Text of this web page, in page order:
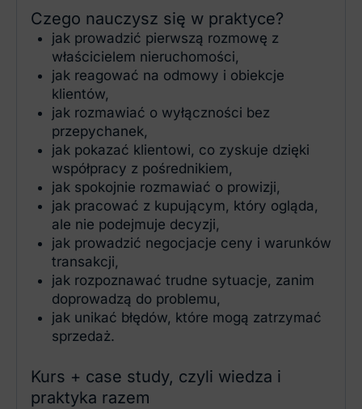
Czego nauczysz się w praktyce?
jak prowadzić pierwszą rozmowę z
właścicielem nieruchomości,
jak reagować na odmowy i obiekcje
klientów,
jak rozmawiać o wyłączności bez
przepychanek,
jak pokazać klientowi, co zyskuje dzięki
współpracy z pośrednikiem,
jak spokojnie rozmawiać o prowizji,
jak pracować z kupującym, który ogląda,
ale nie podejmuje decyzji,
jak prowadzić negocjacje ceny i warunków
transakcji,
jak rozpoznawać trudne sytuacje, zanim
doprowadzą do problemu,
jak unikać błędów, które mogą zatrzymać
sprzedaż.
Kurs + case study, czyli wiedza i
praktyka razem